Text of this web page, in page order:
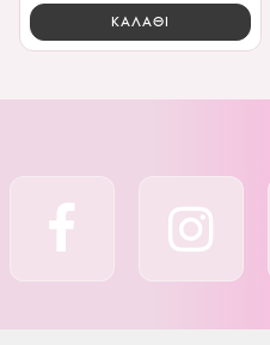
ΚΑΛΑΘΙ